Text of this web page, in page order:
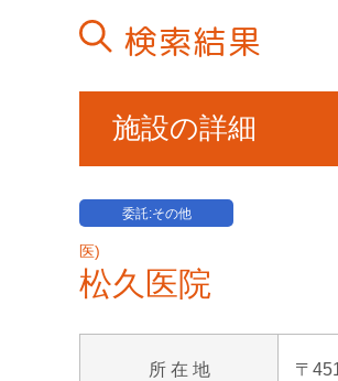
検索結果
施設の詳細
委託:その他
医)
松久医院
所 在 地 〒